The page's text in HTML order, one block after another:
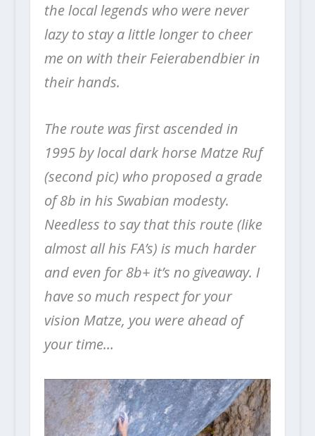
the local legends who were never
lazy to stay a little longer to cheer
me on with their Feierabendbier in
their hands.
The route was first ascended in
1995 by local dark horse Matze Ruf
(second pic) who proposed a grade
of 8b in his Swabian modesty.
Needless to say that this route (like
almost all his FA’s) is much harder
and even for 8b+ it’s no giveaway. I
have so much respect for your
vision Matze, you were ahead of
your time…